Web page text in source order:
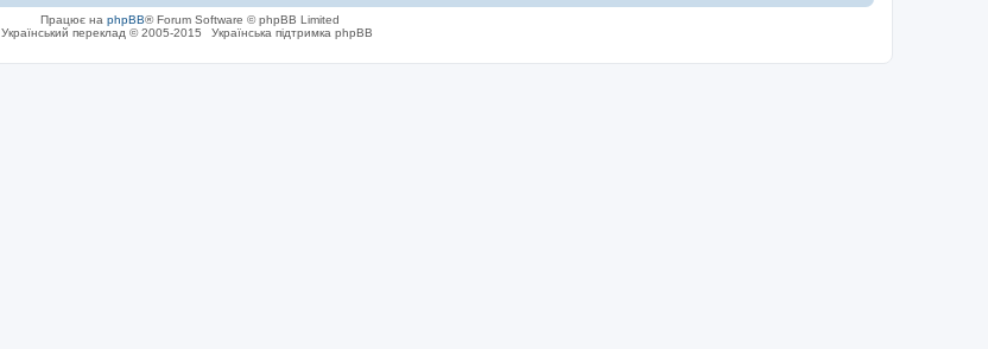
Працює на phpBB® Forum Software © phpBB Limited
Український переклад © 2005-2015
Українська підтримка phpBB